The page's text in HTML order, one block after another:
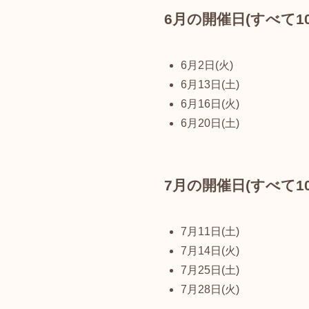
6月の開催日(すべて
6月2日(火)
6月13日(土)
6月16日(火)
6月20日(土)
7月の開催日(すべて
7月11日(土)
7月14日(火)
7月25日(土)
7月28日(火)